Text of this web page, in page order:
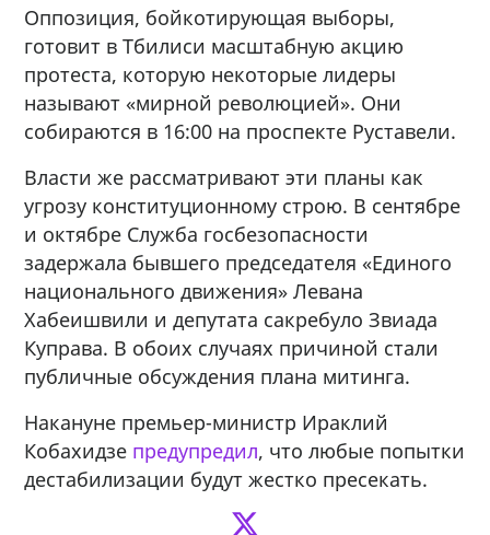
Оппозиция, бойкотирующая выборы,
готовит в Тбилиси масштабную акцию
протеста, которую некоторые лидеры
называют «мирной революцией». Они
собираются в 16:00 на проспекте Руставели.
Власти же рассматривают эти планы как
угрозу конституционному строю. В сентябре
и октябре Служба госбезопасности
задержала бывшего председателя «Единого
национального движения» Левана
Хабеишвили и депутата сакребуло Звиада
Куправа. В обоих случаях причиной стали
публичные обсуждения плана митинга.
Накануне премьер-министр Ираклий
Кобахидзе предупредил, что любые попытки
дестабилизации будут жестко пресекать.